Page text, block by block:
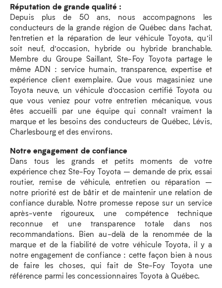
Réputation de grande qualité :
Depuis plus de 50 ans, nous accompagnons les
conducteurs de la grande région de Québec dans l’achat,
l’entretien et la réparation de leur véhicule Toyota, qu’il
soit neuf, d’occasion, hybride ou hybride branchable.
Membre du Groupe Saillant, Ste-Foy Toyota partage le
même ADN : service humain, transparence, expertise et
expérience client exemplaire. Que vous magasiniez une
Toyota neuve, un véhicule d’occasion certifié Toyota ou
que vous veniez pour votre entretien mécanique, vous
êtes accueilli par une équipe qui connaît vraiment la
marque et les besoins des conducteurs de Québec, Lévis,
Charlesbourg et des environs.
Notre engagement de confiance
Dans tous les grands et petits moments de votre
expérience chez Ste-Foy Toyota – demande de prix, essai
routier, remise de véhicule, entretien ou réparation –
notre priorité est de bâtir et de maintenir une relation de
confiance durable. Notre promesse repose sur un service
après-vente rigoureux, une compétence technique
reconnue et une transparence totale dans nos
recommandations. Bien au-delà de la renommée de la
marque et de la fiabilité de votre véhicule Toyota, il y a
notre engagement de confiance : cette façon bien à nous
de faire les choses, qui fait de Ste-Foy Toyota une
référence parmi les concessionnaires Toyota à Québec.